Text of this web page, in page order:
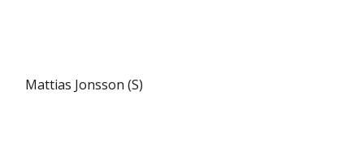
Mattias Jonsson (S)